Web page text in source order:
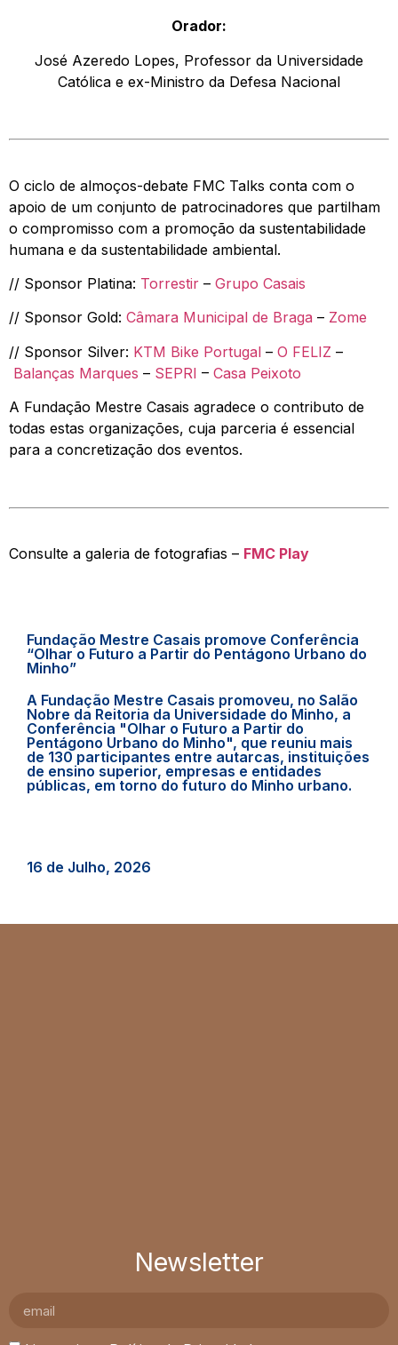
Orador:
José Azeredo Lopes, Professor da Universidade
Católica e ex-Ministro da Defesa Nacional
O ciclo de almoços-debate FMC Talks conta com o
apoio de um conjunto de patrocinadores que partilham
o compromisso com a promoção da sustentabilidade
humana e da sustentabilidade ambiental.
// Sponsor Platina: Torrestir – Grupo Casais
// Sponsor Gold: Câmara Municipal de Braga – Zome
// Sponsor Silver: KTM Bike Portugal – O FELIZ –
Balanças Marques – SEPRI – Casa Peixoto
A Fundação Mestre Casais agradece o contributo de
todas estas organizações, cuja parceria é essencial
para a concretização dos eventos.
Consulte a galeria de fotografias – FMC Play
Fundação Mestre Casais promove Conferência
“Olhar o Futuro a Partir do Pentágono Urbano do
Minho”
A Fundação Mestre Casais promoveu, no Salão
Nobre da Reitoria da Universidade do Minho, a
Conferência "Olhar o Futuro a Partir do
Pentágono Urbano do Minho", que reuniu mais
de 130 participantes entre autarcas, instituições
de ensino superior, empresas e entidades
públicas, em torno do futuro do Minho urbano.
16 de Julho, 2026
Newsletter